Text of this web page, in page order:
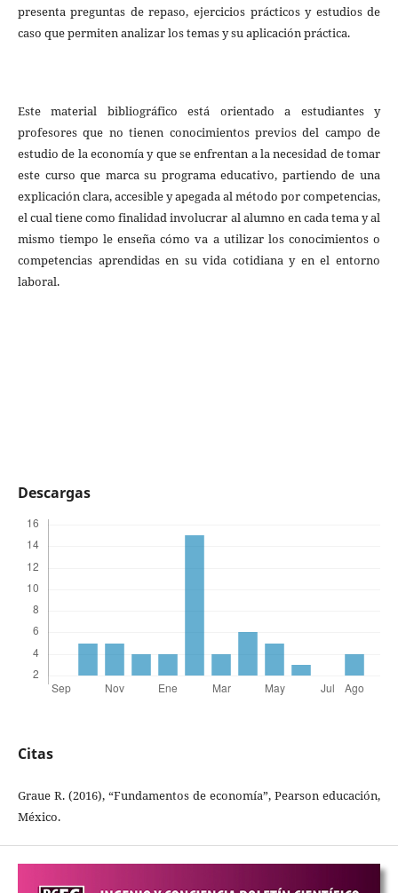
presenta preguntas de repaso, ejercicios prácticos y estudios de
caso que permiten analizar los temas y su aplicación práctica.
Este material bibliográfico está orientado a estudiantes y
profesores que no tienen conocimientos previos del campo de
estudio de la economía y que se enfrentan a la necesidad de tomar
este curso que marca su programa educativo, partiendo de una
explicación clara, accesible y apegada al método por competencias,
el cual tiene como finalidad involucrar al alumno en cada tema y al
mismo tiempo le enseña cómo va a utilizar los conocimientos o
competencias aprendidas en su vida cotidiana y en el entorno
laboral.
Descargas
Citas
Graue R. (2016), “Fundamentos de economía”, Pearson educación,
México.